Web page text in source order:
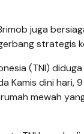
juga
strategis
(TNI)
dini hari,
mewah